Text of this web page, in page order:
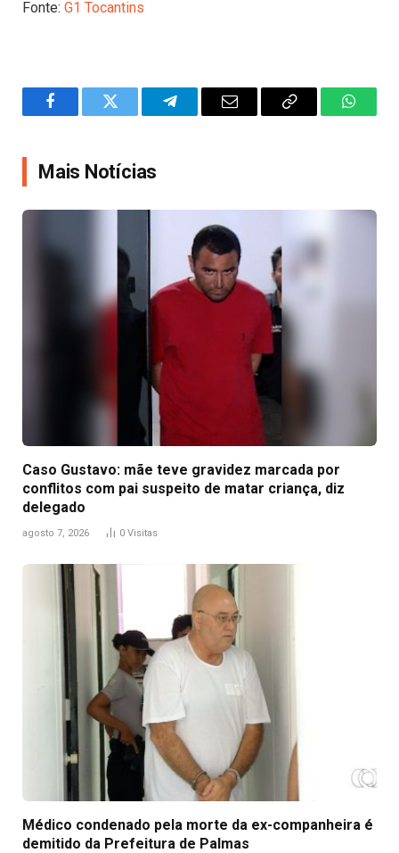
Fonte: G1 Tocantins
FacebookTwitter TelegramEmail
Copy
Mais Notícias
Caso Gustavo: mãe teve gravidez marcada por
conflitos com pai suspeito de matar criança, diz
delegado
agosto 7, 2026 0 Visitas
Médico condenado pela morte da ex-companheira é
demitido da Prefeitura de Palmas